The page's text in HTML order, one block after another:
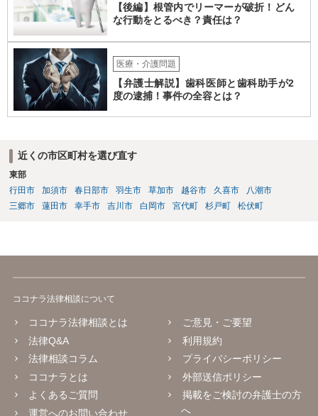
【後編】根管内でリーマーが破折！どん
な行動をとるべき？責任は？
医療・介護問題
【弁護士解説】歯科医師と歯科助手が2
度の逮捕！事件の全容とは？
近くの市区町村を選び直す
東部
行田市
加須市 春日部市 羽生市 草加市 越谷市 久喜市
八潮市
三郷市
蓮田市 幸手市 吉川市 白岡市 宮代町 杉戸町 松伏町
ココナラ法律相談について
ココナラ法律相談とは
法律Q&A
法律相談コラム
ココナラとは
よくあるご質問
運営へのお問い合わせ
ご意見・ご要望
利用規約
プライバシーポリシー
外部送信ポリシー
掲載をご検討の弁護士の方
へ